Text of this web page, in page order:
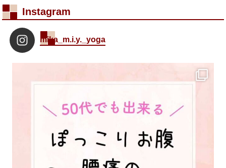
Instagram
mika_m.i.y._yoga